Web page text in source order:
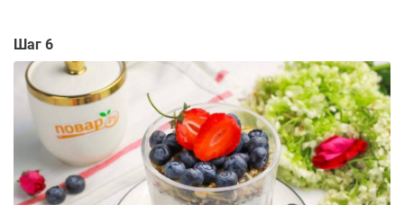
Шаг 6